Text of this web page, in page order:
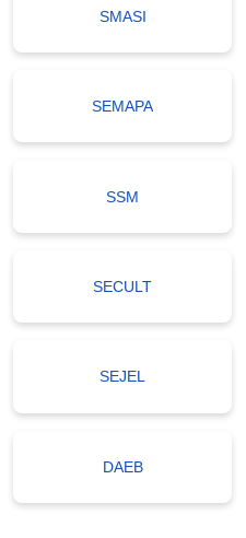
SMASI
SEMAPA
SSM
SECULT
SEJEL
DAEB